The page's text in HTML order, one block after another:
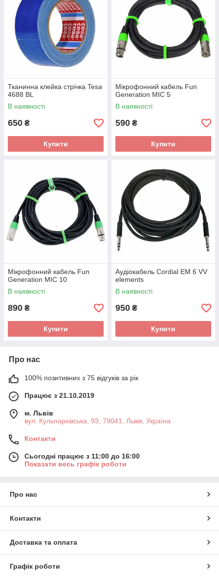
Тканинна клейка стрічка Tesa
4688 BL
В наявності
650 ₴
Купити
Мікрофонний кабель Fun
Generation MIC 5
В наявності
590 ₴
Купити
Мікрофонний кабель Fun
Generation MIC 10
В наявності
890 ₴
Купити
Аудіокабель Cordial EM 6 VV
elements
В наявності
950 ₴
Купити
Про нас
100% позитивних з 75 відгуків за рік
Працює з 21.10.2019
м. Львів
вул. Кульпарківська, 93, 79041, Львів, Україна
Контакти
Сьогодні працює з 11:00 до 16:00
Показати весь графік роботи
Про нас
Контакти
Доставка та оплата
Графік роботи